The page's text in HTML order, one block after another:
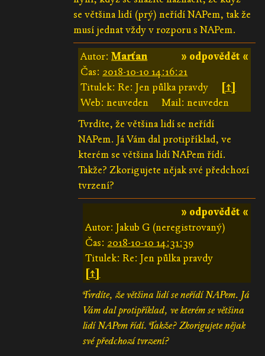
se většina lidí (prý) neřídí NAPem, tak že
musí jednat vždy v rozporu s NAPem.
» odpovědět «
Autor:Marťan
Čas: 2018-10-10 14:16:21
Titulek: Re: Jen půlka pravdy
[↑]
Web: neuveden
Mail: neuveden
Tvrdíte, že většina lidí se neřídí
NAPem. Já Vám dal protipříklad, ve
kterém se většina lidí NAPem řídí.
Takže? Zkorigujete nějak své předchozí
tvrzení?
» odpovědět «
Autor: Jakub G (neregistrovaný)
Čas: 2018-10-10 14:31:39
Titulek: Re: Jen půlka pravdy
[↑]
Tvrdíte, že většina lidí se neřídí NAPem. Já
Vám dal protipříklad, ve kterém se většina
lidí NAPem řídí. Takže? Zkorigujete nějak
své předchozí tvrzení?